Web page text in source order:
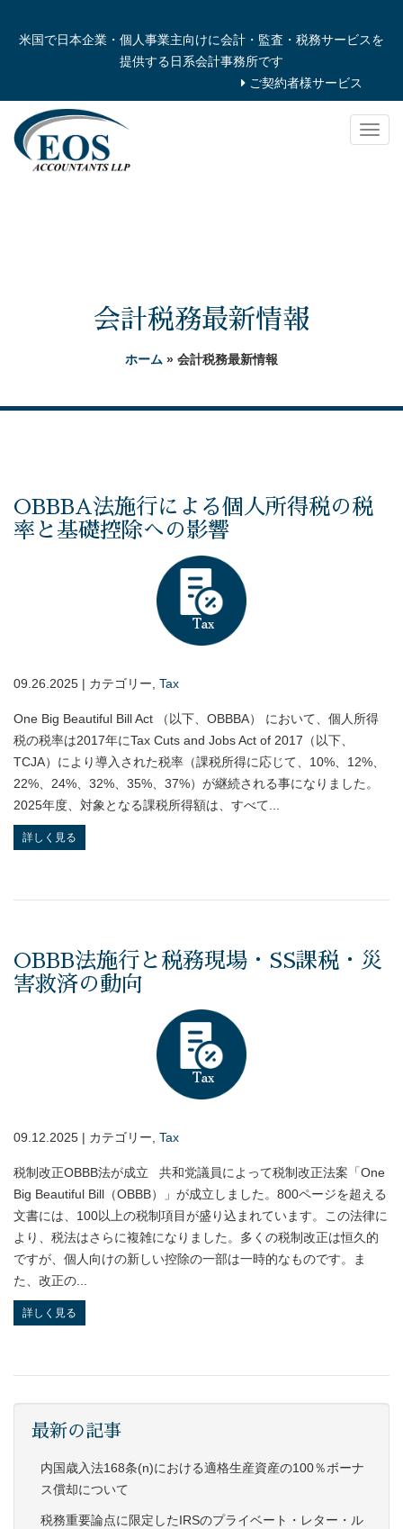
米国で日本企業・個人事業主向けに会計・監査・税務サービスを
提供する日系会計事務所です
ご契約者様サービス
会計税務最新情報
ホーム » 会計税務最新情報
OBBBA法施行による個人所得税の税
率と基礎控除への影響
09.26.2025 | カテゴリー, Tax
One Big Beautiful Bill Act （以下、OBBBA） において、個人所得
税の税率は2017年にTax Cuts and Jobs Act of 2017（以下、
TCJA）により導入された税率（課税所得に応じて、10%、12%、
22%、24%、32%、35%、37%）が継続される事になりました。
2025年度、対象となる課税所得額は、すべて...
詳しく見る
OBBB法施行と税務現場・SS課税・災
害救済の動向
09.12.2025 | カテゴリー, Tax
税制改正OBBB法が成立 共和党議員によって税制改正法案「One
Big Beautiful Bill（OBBB）」が成立しました。800ページを超える
文書には、100以上の税制項目が盛り込まれています。この法律に
より、税法はさらに複雑になりました。多くの税制改正は恒久的
ですが、個人向けの新しい控除の一部は一時的なものです。ま
た、改正の...
詳しく見る
最新の記事
内国歳入法168条(n)における適格生産資産の100％ボーナ
ス償却について
税務重要論点に限定したIRSのプライベート・レター・ル